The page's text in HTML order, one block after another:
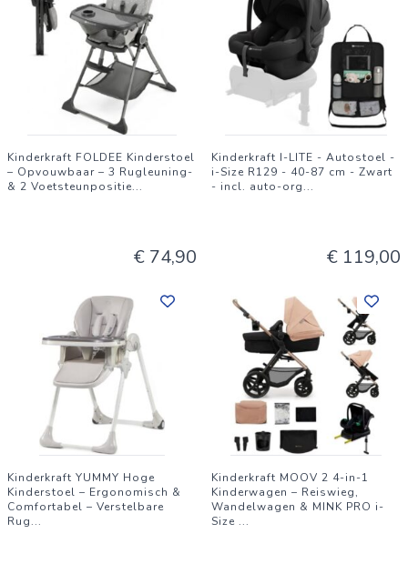
Kinderkraft FOLDEE Kinderstoel
– Opvouwbaar – 3 Rugleuning-
& 2 Voetsteunpositie...
€ 74,90
Kinderkraft I-LITE - Autostoel -
i-Size R129 - 40-87 cm - Zwart
- incl. auto-org...
€ 119,00
Kinderkraft YUMMY Hoge
Kinderstoel – Ergonomisch &
Comfortabel – Verstelbare
Rug...
Kinderkraft MOOV 2 4-in-1
Kinderwagen – Reiswieg,
Wandelwagen & MINK PRO i-
Size ...